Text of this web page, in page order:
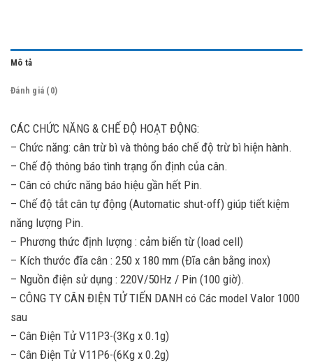
Mô tả
Đánh giá (0)
CÁC CHỨC NĂNG & CHẾ ĐỘ HOẠT ĐỘNG:
– Chức năng: cân trừ bì và thông báo chế độ trừ bì hiện hành.
– Chế độ thông báo tình trạng ổn định của cân.
– Cân có chức năng báo hiệu gần hết Pin.
– Chế độ tắt cân tự động (Automatic shut-off) giúp tiết kiệm
năng lượng Pin.
– Phương thức định lượng : cảm biến từ (load cell)
– Kích thước đĩa cân : 250 x 180 mm (Đĩa cân bằng inox)
– Nguồn điện sử dụng : 220V/50Hz / Pin (100 giờ).
– CÔNG TY CÂN ĐIỆN TỬ TIẾN DANH có Các model Valor 1000
sau
– Cân Điện Tử V11P3-(3Kg x 0.1g)
– Cân Điện Tử V11P6-(6Kg x 0.2g)